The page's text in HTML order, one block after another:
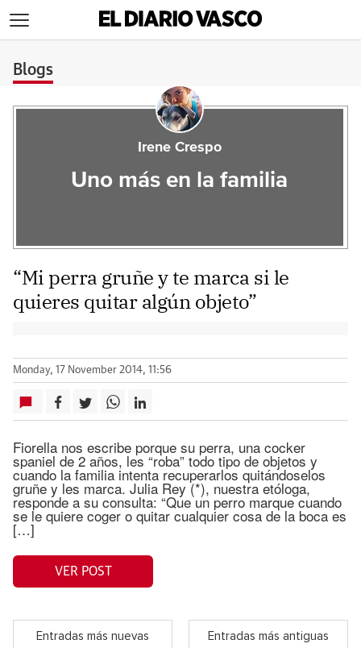
Blogs
Irene Crespo
Uno más en la familia
“Mi perra gruñe y te marca si le
quieres quitar algún objeto”
Monday, 17 November 2014, 11:56
Fiorella nos escribe porque su perra, una cocker
spaniel de 2 años, les “roba” todo tipo de objetos y
cuando la familia intenta recuperarlos quitándoselos
gruñe y les marca. Julia Rey (*), nuestra etóloga,
responde a su consulta: “Que un perro marque cuando
se le quiere coger o quitar cualquier cosa de la boca es
[…]
VER POST
Entradas más nuevas Entradas más antiguas